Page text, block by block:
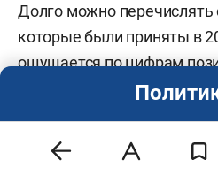
Долго можно перечислять
которые были приняты в
ощущается по цифрам
строительной отрасли и,
Что касается республики,